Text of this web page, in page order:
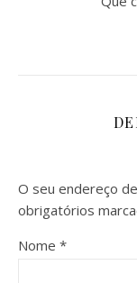
O seu endereço
obrigatórios
Nome *